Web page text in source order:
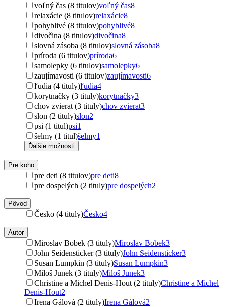
voľný čas (8 titulov)voľný čas8
relaxácie (8 titulov)relaxácie8
pohyblivé (8 titulov)pohyblivé8
divočina (8 titulov)divočina8
slovná zásoba (8 titulov)slovná zásoba8
príroda (6 titulov)príroda6
samolepky (6 titulov)samolepky6
zaujímavosti (6 titulov)zaujímavosti6
ľudia (4 tituly)ľudia4
korytnačky (3 tituly)korytnačky3
chov zvierat (3 tituly)chov zvierat3
slon (2 tituly)slon2
psi (1 titul)psi1
šelmy (1 titul)šelmy1
Ďalšie možnosti
Pre koho
pre deti (8 titulov)pre deti8
pre dospelých (2 tituly)pre dospelých2
Pôvod
Česko (4 tituly)Česko4
Autor
Miroslav Bobek (3 tituly)Miroslav Bobek3
John Seidensticker (3 tituly)John Seidensticker3
Susan Lumpkin (3 tituly)Susan Lumpkin3
Miloš Junek (3 tituly)Miloš Junek3
Christine a Michel Denis-Hout (2 tituly)Christine a Michel
Denis-Hout2
Irena Gálová (2 tituly)Irena Gálová2